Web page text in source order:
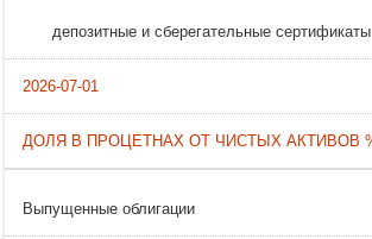
депозитные и сберегательные сертификаты
Выпущенные облигации